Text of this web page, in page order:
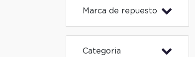
Marca de repuesto
Categoria